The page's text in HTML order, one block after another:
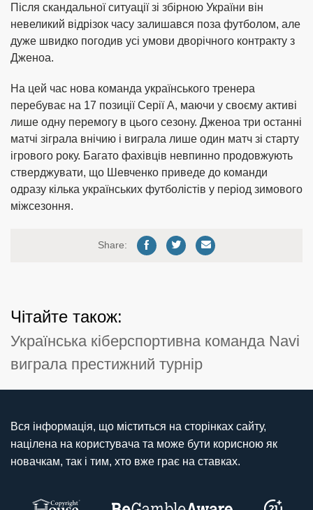
Після скандальної ситуації зі збірною України він
невеликий відрізок часу залишався поза футболом, але
дуже швидко погодив усі умови дворічного контракту з
Дженоа.
На цей час нова команда українського тренера
перебуває на 17 позиції Серії А, маючи у своєму активі
лише одну перемогу в цього сезону. Дженоа три останні
матчі зіграла внічию і виграла лише один матч зі старту
ігрового року. Багато фахівців невпинно продовжують
стверджувати, що Шевченко приведе до команди
одразу кілька українських футболістів у період зимового
міжсезоння.
Share:
Чітайте також:
Українська кіберспортивна команда Navi
виграла престижний турнір
Вся інформація, що міститься на сторінках сайту,
націлена на користувача та може бути корисною як
новачкам, так і тим, хто вже грає на ставках.